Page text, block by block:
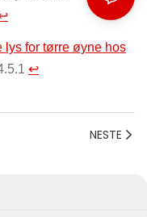
lys for tørre øyne hos
↩
NESTE